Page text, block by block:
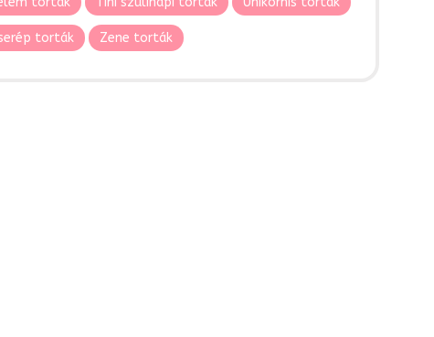
torták Zene torták